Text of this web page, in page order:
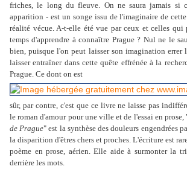
friches, le long du fleuve. On ne saura jamais si
apparition - est un songe issu de l'imaginaire de
réalité vécue. A-t-elle été vue par ceux et celles qui
temps d'apprendre à connaître Prague ? Nul ne le
bien, puisque l'on peut laisser son imagination errer
laisser entraîner dans cette quête effrénée à la
Prague. Ce dont on est
sûr, par contre, c'est que ce livre ne laisse pas
le roman d'amour pour une ville et de l'essai en prose,
de Prague" est la synthèse des douleurs engendrées
la disparition d'êtres chers et proches. L'écriture est
poème en prose, aérien. Elle aide à surmonter la
derrière les mots.